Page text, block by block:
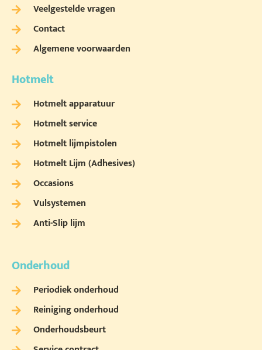
Veelgestelde vragen
Contact
Algemene voorwaarden
Hotmelt
Hotmelt apparatuur
Hotmelt service
Hotmelt lijmpistolen
Hotmelt Lijm (Adhesives)
Occasions
Vulsystemen
Anti-Slip lijm
Onderhoud
Periodiek onderhoud
Reiniging onderhoud
Onderhoudsbeurt